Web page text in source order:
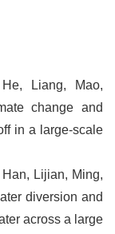
Liang, Mao,
change and
in a large-scale
Lijian, Ming,
diversion and
across a large